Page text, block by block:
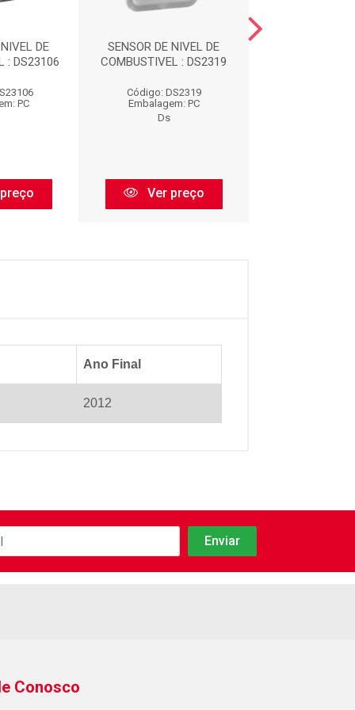
DE
: DS23106
PC
SENSOR DE NIVEL DE
COMBUSTIVEL : DS2319
Código: DS2319
Embalagem: PC
Ds
Ver preço
Ano Final
2012
Conosco